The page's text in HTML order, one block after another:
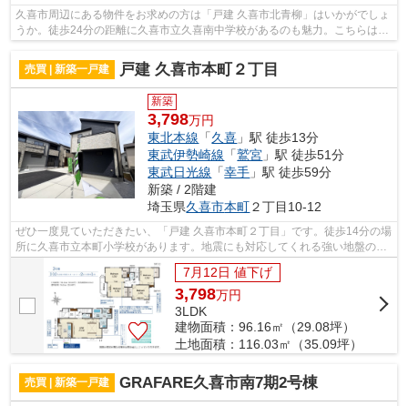
久喜市周辺にある物件をお求めの方は「戸建 久喜市北青柳」はいかがでしょ
うか。徒歩24分の距離に久喜市立久喜南中学校があるのも魅力。こちらは中
売買 | 新築一戸建
戸建 久喜市本町２丁目
新築
3,798万円
東北本線 「久喜 」駅 徒歩13分
東武伊勢崎線 「鷲宮 」駅 徒歩51分
東武日光線 「幸手 」駅 徒歩59分
新築 / 2階建
埼玉県久喜市本町２丁目10-12
ぜひ一度見ていただきたい、「戸建 久喜市本町２丁目」です。徒歩14分の場
所に久喜市立本町小学校があります。地震にも対応してくれる強い地盤の物
件は安心感があります。外壁タイル張...
7月12日 値下げ
3,798万円
3LDK
建物面積：96.16㎡（29.08坪）
土地面積：116.03㎡（35.09坪）
売買 | 新築一戸建 GRAFARE久喜市南7期2号棟